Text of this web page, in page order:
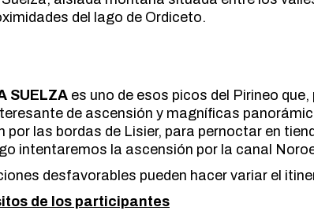
MARCHA
del lago de Ordiceto.
SUELZA es uno de esos picos del Pirineo
de ascensión y magníficas
por las bordas de Lisier, para pernoctar en
intentaremos la ascensión por la canal
desfavorables pueden hacer variar el
de los participantes